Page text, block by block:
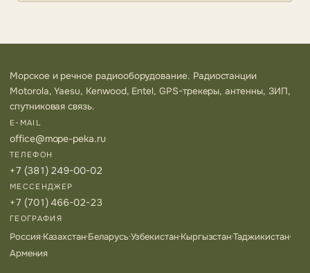
Морское и речное радиооборудование. Радиостанции
Motorola, Yaesu, Kenwood, Entel, GPS-трекеры, антенны, ЗИП,
спутниковая связь.
E-MAIL
office@mope-peka.ru
ТЕЛЕФОН
+7 (381) 249-00-02
МЕССЕНДЖЕР
+7 (701) 466-02-23
ГЕОГРАФИЯ
Россия·Казахстан·Беларусь·Узбекистан·Кыргызстан·Таджикистан·
Армения